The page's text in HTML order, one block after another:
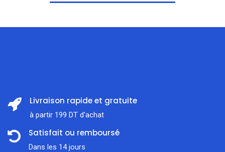
Livraison rapide et gratuite
à partir 199 DT d'achat
Satisfait ou remboursé
Dans les 14 jours